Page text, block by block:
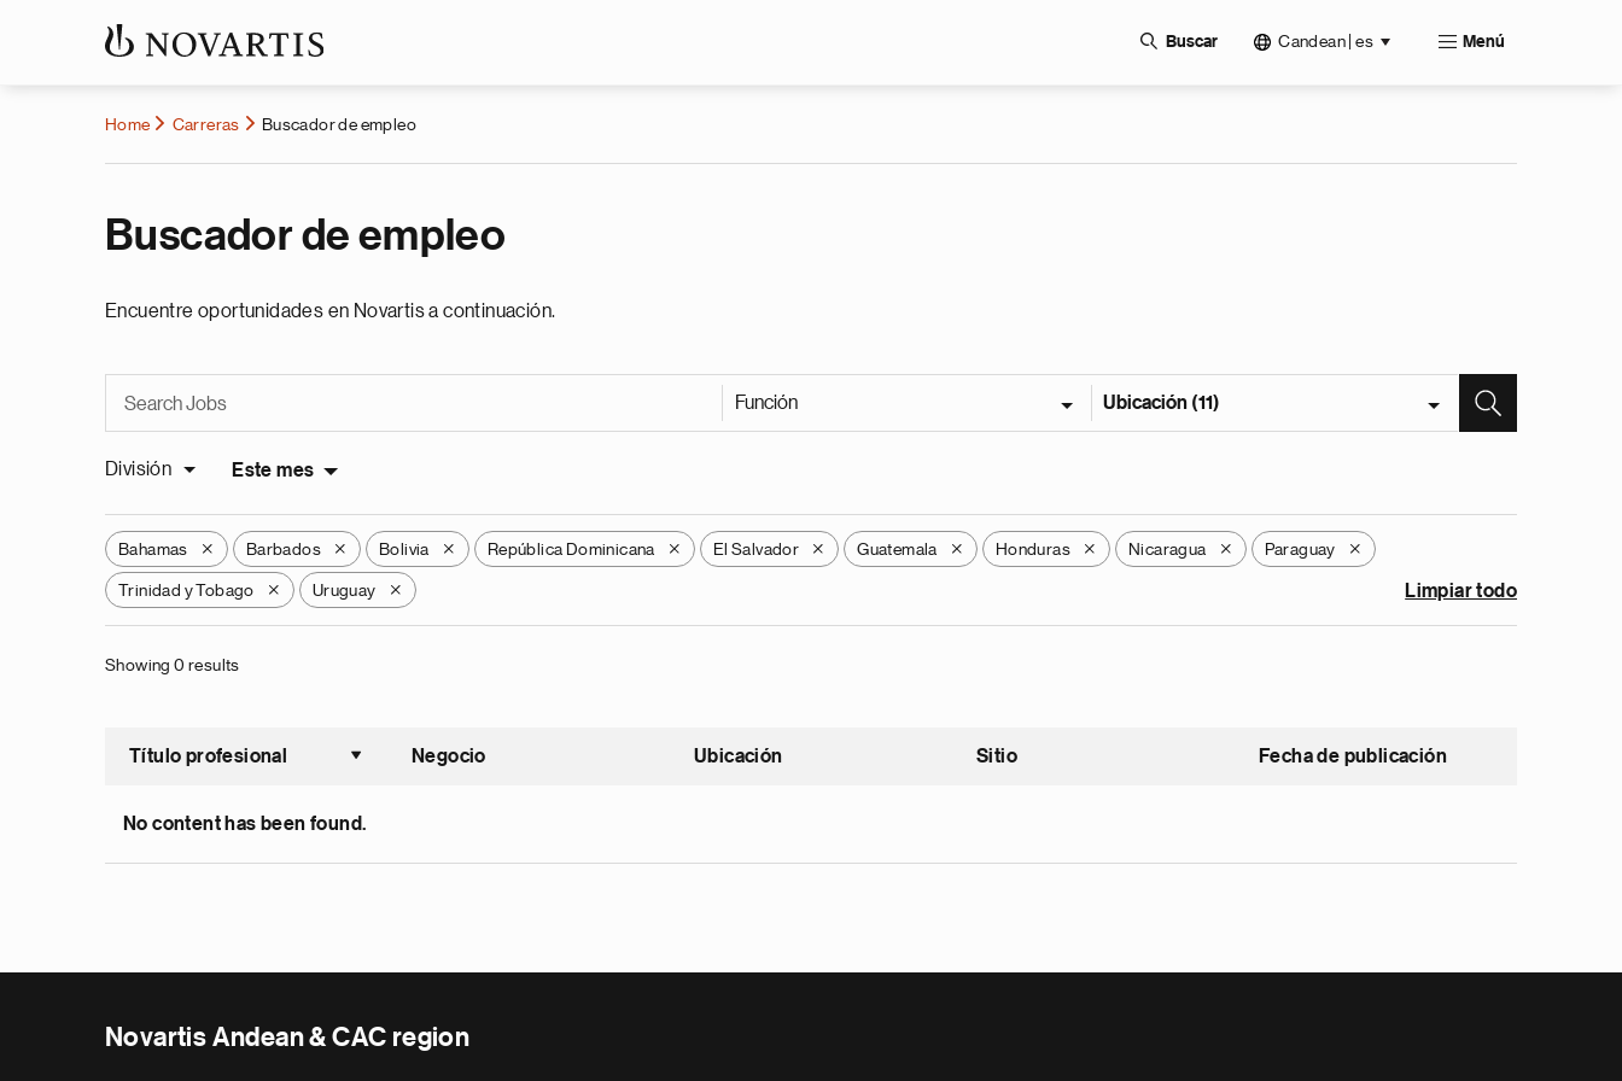
Buscar Candean | es Menú
Home Carreras Buscador de empleo
Buscador de empleo
Encuentre oportunidades en Novartis a continuación.
Función Ubicación (11)
División Este mes
Bahamas X Barbados X Bolivia X República Dominicana X El Salvador X Guatemala X Honduras X Nicaragua X Paraguay X
Trinidad y Tobago X Uruguay X Limpiar todo
Showing 0 results
Título profesional
Ordenar ascendente
Negocio Ubicación Sitio Fecha de publicación
No content has been found.
Novartis Andean & CAC region